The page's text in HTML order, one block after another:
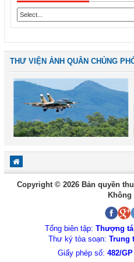
THƯ VIỆN ẢNH QUÂN CHỦNG
Copyright © 2026 Bản quyền
Không
Tổng biên tập: Thượng tá
Thư ký tòa soạn: Trung
Giấy phép số: 482/